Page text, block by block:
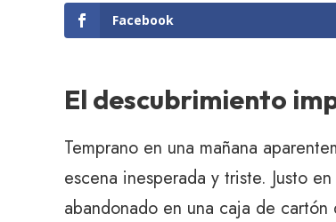
Facebook
El descubrimiento
Temprano en una mañana
escena inesperada y triste. Justo
abandonado en una caja de